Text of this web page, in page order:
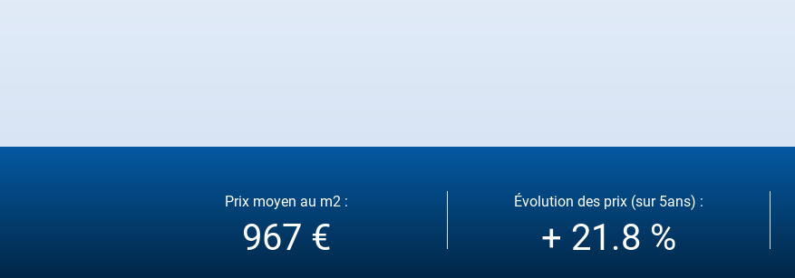
Prix moyen au m2 :
967 €
Évolution des prix (sur 5ans) :
+ 21.8 %